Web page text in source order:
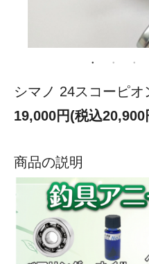
シマノ 24スコーピオ
19,000円(税込20,900
商品の説明